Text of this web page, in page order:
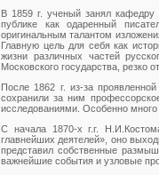
В 1859 г. ученый занял кафедру
публике как одаренный
оригинальным талантом
Главную цель для себя как
жизни различных частей
Московского государства, резко
После 1862 г. из-за
сохранили за ним
исследованиями. Особенно
С начала 1870-х г.г.
главнейших деятелей», оно
представил собственные
важнейшие события и узловые